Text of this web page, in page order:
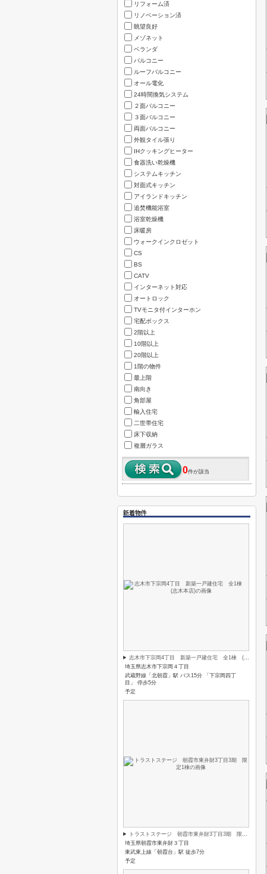
リフォーム済
リノベーション済
眺望良好
メゾネット
ベランダ
バルコニー
ルーフバルコニー
オール電化
24時間換気システム
２面バルコニー
３面バルコニー
両面バルコニー
外観タイル張り
IHクッキングヒーター
食器洗い乾燥機
システムキッチン
対面式キッチン
アイランドキッチン
追焚機能浴室
浴室乾燥機
床暖房
ウォークインクロゼット
CS
BS
CATV
インターネット対応
オートロック
TVモニタ付インターホン
宅配ボックス
2階以上
10階以上
20階以上
1階の物件
最上階
南向き
角部屋
輸入住宅
二世帯住宅
床下収納
複層ガラス
0件が該当
新着物件
志木市下宗岡4丁目 新築一戸建住宅 全1棟 (志木本店)
埼玉県志木市下宗岡４丁目
武蔵野線「北朝霞」駅 バス15分 「下宗岡四丁
目」 停歩5分
予定
トラストステージ 朝霞市東弁財3丁目3期 限定1棟
埼玉県朝霞市東弁財３丁目
東武東上線「朝霞台」駅 徒歩7分
予定